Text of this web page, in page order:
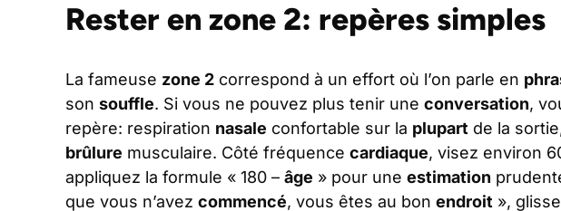
Rester en zone 2: repères simples
La fameuse zone 2 correspond à un effort où l’on parle en
son souffle. Si vous ne pouvez plus tenir une conversation,
repère: respiration nasale confortable sur la plupart de la
brûlure musculaire. Côté fréquence cardiaque, visez environ
appliquez la formule « 180 – âge » pour une estimation
que vous n’avez commencé, vous êtes au bon endroit »,